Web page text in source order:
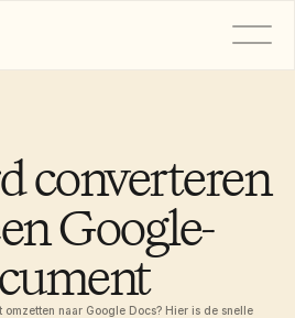
converteren
Google-
naar Google Docs? Hier is de snelle